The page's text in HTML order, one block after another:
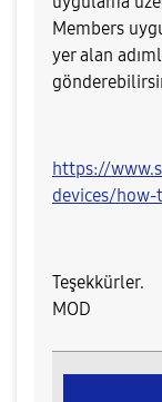
Members
yer alan
https://
devices/
Teşekkürler.
MOD​